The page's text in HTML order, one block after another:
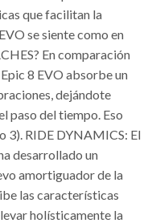
que facilitan la
se siente como en
En comparación
8 EVO absorbe un
dejándote
paso del tiempo. Eso
3). RIDE DYNAMICS: El
desarrollado un
amortiguador de la
las características
holísticamente la